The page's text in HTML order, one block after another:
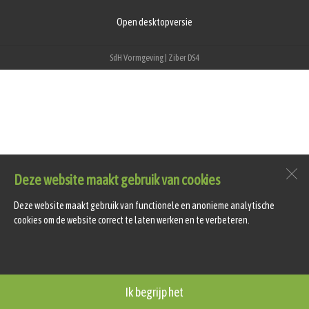
Deze website maakt gebruik van cookies
Deze website maakt gebruik van functionele en anonieme analytische
cookies om de website correct te laten werken en te verbeteren.
Ik begrijp het
Open desktopversie
SdH Vormgeving | Ziber DS4